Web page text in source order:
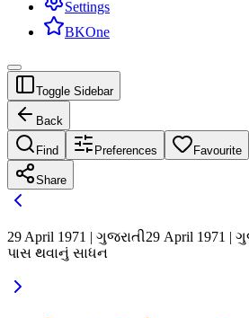
Settings
BKOne
Toggle Sidebar
Back
Find Preferences Favourite
Share
29 April 1971 | ગુજરાતી29 April 1971 |
પાસ થવાનું સાધન